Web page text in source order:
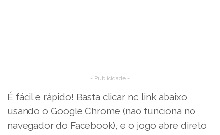
- Publicidade -
É fácil e rápido! Basta clicar no link abaixo
usando o Google Chrome (não funciona no
navegador do Facebook), e o jogo abre direto